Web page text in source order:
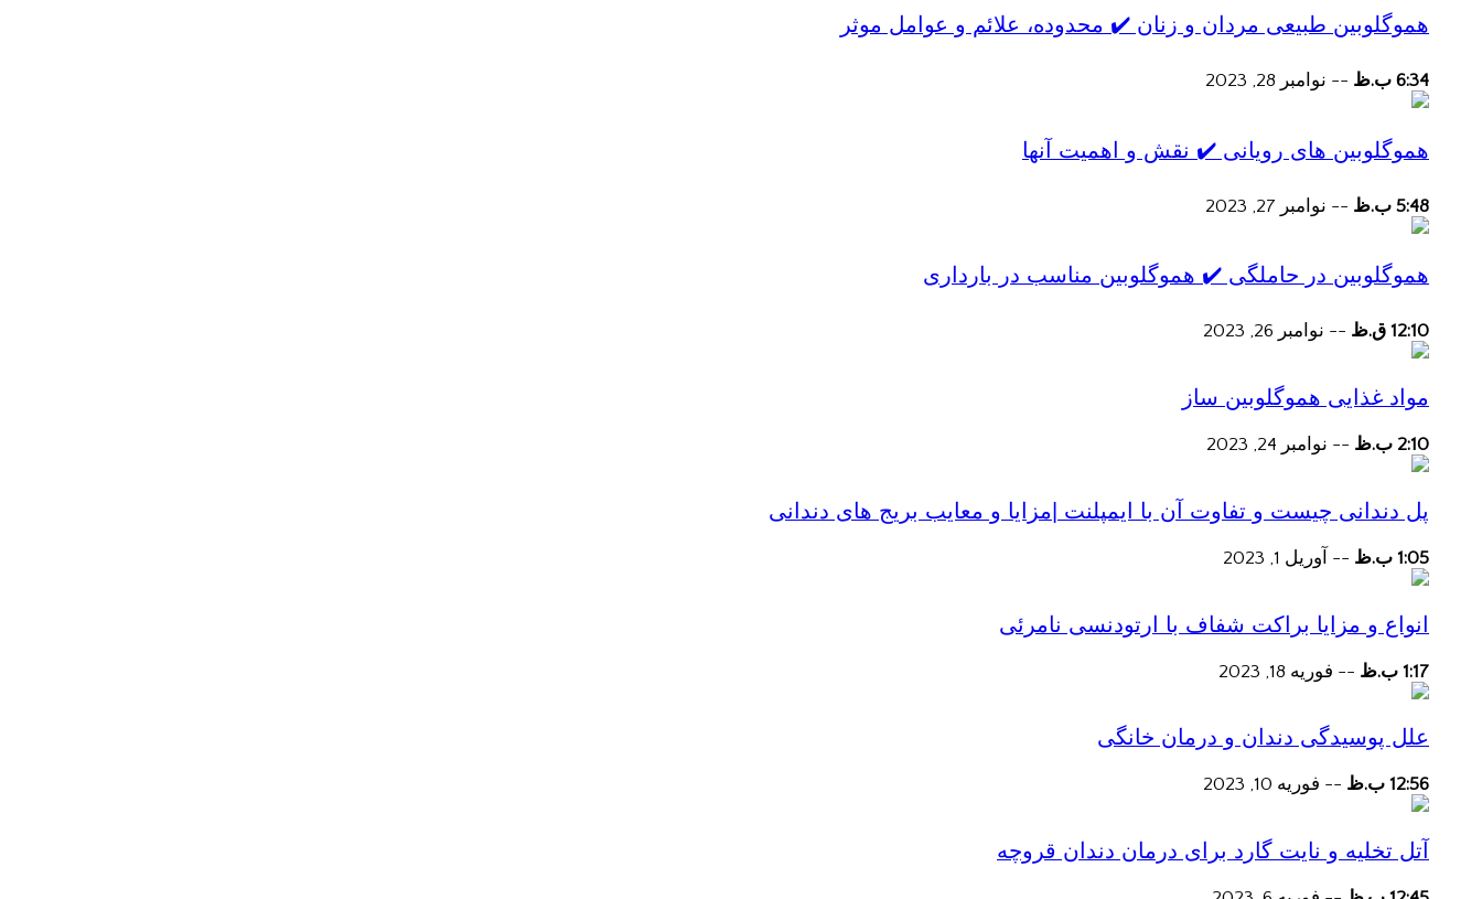
هموگلوبین طبیعی مردان و زنان ✔️ محدوده، علائم و عوامل موثر
6:34 ب.ظ -- نوامبر 28, 2023
هموگلوبین های رویانی ✔️ نقش و اهمیت آنها
5:48 ب.ظ -- نوامبر 27, 2023
هموگلوبین در حاملگی ✔️ هموگلوبین مناسب در بارداری
12:10 ق.ظ -- نوامبر 26, 2023
مواد غذایی هموگلوبین ساز
2:10 ب.ظ -- نوامبر 24, 2023
پل دندانی چیست و تفاوت آن با ایمپلنت |مزایا و معایب بریج های دندانی
1:05 ب.ظ -- آوریل 1, 2023
انواع و مزایا براکت شفاف با ارتودنسی نامرئی
1:17 ب.ظ -- فوریه 18, 2023
علل پوسیدگی دندان و درمان خانگی
12:56 ب.ظ -- فوریه 10, 2023
آتل تخلیه و نایت گارد برای درمان دندان قروچه